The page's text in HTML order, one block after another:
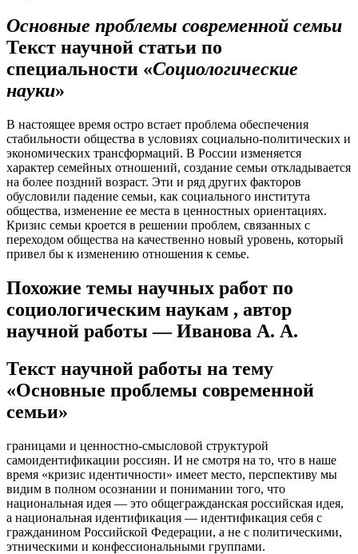
Основные проблемы современной семьи
Текст научной статьи по
специальности «Социологические
науки»
В настоящее время остро встает проблема обеспечения
стабильности общества в условиях социально-политических и
экономических трансформаций. В России изменяется
характер семейных отношений, создание семьи откладывается
на более поздний возраст. Эти и ряд других факторов
обусловили падение семьи, как социального института
общества, изменение ее места в ценностных ориентациях.
Кризис семьи кроется в решении проблем, связанных с
переходом общества на качественно новый уровень, который
привел бы к изменению отношения к семье.
Похожие темы научных работ по
социологическим наукам , автор
научной работы — Иванова А. А.
Текст научной работы на тему
«Основные проблемы современной
семьи»
границами и ценностно-смысловой структурой
самоидентификации россиян. И не смотря на то, что в наше
время «кризис идентичности» имеет место, перспективу мы
видим в полном осознании и понимании того, что
национальная идея — это общегражданская российская идея,
а национальная идентификация — идентификация себя с
гражданином Российской Федерации, а не с политическими,
этническими и конфессиональными группами.